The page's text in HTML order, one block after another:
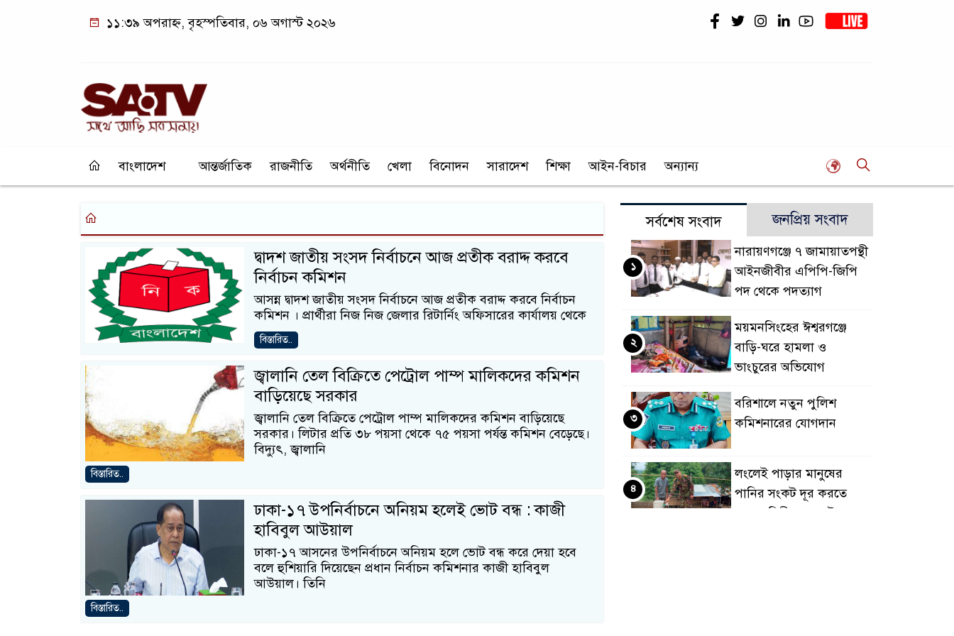
১১:৩৯ অপরাহ্ন, বৃহস্পতিবার, ০৬ অগাস্ট ২০২৬
বাংলাদেশ আন্তর্জাতিক রাজনীতি অর্থনীতি খেলা বিনোদন সারাদেশ শিক্ষা আইন-বিচার অন্যান্য
দ্বাদশ জাতীয় সংসদ নির্বাচনে আজ প্রতীক বরাদ্দ করবে
নির্বাচন কমিশন
আসন্ন দ্বাদশ জাতীয় সংসদ নির্বাচনে আজ প্রতীক বরাদ্দ করবে নির্বাচন
কমিশন । প্রার্থীরা নিজ নিজ জেলার রিটার্নিং অফিসারের কার্যালয় থেকে
বিস্তারিত..
জ্বালানি তেল বিক্রিতে পেট্রোল পাম্প মালিকদের কমিশন
বাড়িয়েছে সরকার
জ্বালানি তেল বিক্রিতে পেট্রোল পাম্প মালিকদের কমিশন বাড়িয়েছে
সরকার। লিটার প্রতি ৩৮ পয়সা থেকে ৭৫ পয়সা পর্যন্ত কমিশন বেড়েছে।
বিদ্যুৎ, জ্বালানি
বিস্তারিত..
ঢাকা-১৭ উপনির্বাচনে অনিয়ম হলেই ভোট বন্ধ : কাজী
হাবিবুল আউয়াল
ঢাকা-১৭ আসনের উপনির্বাচনে অনিয়ম হলে ভোট বন্ধ করে দেয়া হবে
বলে হুশিয়ারি দিয়েছেন প্রধান নির্বাচন কমিশনার কাজী হাবিবুল
আউয়াল। তিনি
বিস্তারিত..
সর্বশেষ সংবাদ জনপ্রিয় সংবাদ
নারায়ণগঞ্জে ৭ জামায়াতপন্থী
আইনজীবীর এপিপি-জিপি
পদ থেকে পদত্যাগ
১
ময়মনসিংহের ঈশ্বরগঞ্জে
বাড়ি-ঘরে হামলা ও
ভাংচুরের অভিযোগ
২
বরিশালে নতুন পুলিশ
কমিশনারের যোগদান
৩
লংলেই পাড়ার মানুষের
পানির সংকট দূর করতে
সেনাবাহিনীর নতুন উদ্যোগ
৪